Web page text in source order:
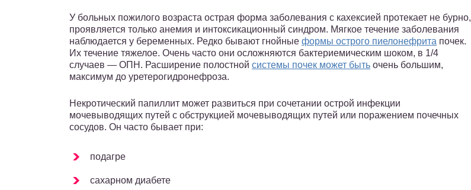
У больных пожилого возраста острая форма заболевания с кахексией протекает не бурно,
проявляется только анемия и интоксикационный синдром. Мягкое течение заболевания
наблюдается у беременных. Редко бывают гнойные формы острого пиелонефрита почек.
Их течение тяжелое. Очень часто они осложняются бактериемическим шоком, в 1/4
случаев — ОПН. Расширение полостной системы почек может быть очень большим,
максимум до уретерогидронефроза.
Некротический папиллит может развиться при сочетании острой инфекции
мочевыводящих путей с обструкцией мочевыводящих путей или поражением почечных
сосудов. Он часто бывает при:
подагре
сахарном диабете